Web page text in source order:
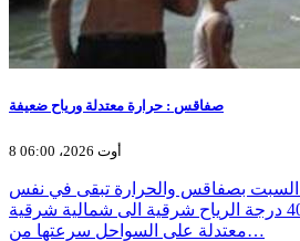
صفاقس : حرارة معتدلة ورياح ضعيفة
8 أوت 2026، 06:00
السبت بصفاقس والحرارة تبقى في نفس
معدّلاتها وتتراوح بين 31 و 40 درجة الرياح شرقية الى شمالية شرقية
معتدلة على السواحل سرعتها من…